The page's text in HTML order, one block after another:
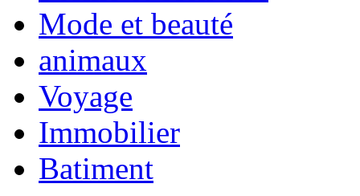
Mode et beauté
animaux
Voyage
Immobilier
Batiment